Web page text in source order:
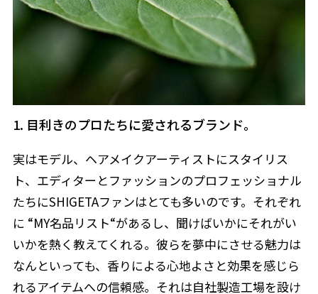
1. 目利きのプロたちに愛されるブランド。
実はモデル、ヘアメイクアーティストにスタイリス
ト、エディターとファッションのプロフェッショナル
たちにSHIGETAファンはとても多いのです。それぞれ
に “MY名品リスト“があるし、聞けばいかにそれがい
いかを熱く教えてくれる。彼らを夢中にさせる魅力は
なんといっても、香りによる心地よさと効果を感じら
れるアイテムへの信頼感。それは自社製造工場を設け